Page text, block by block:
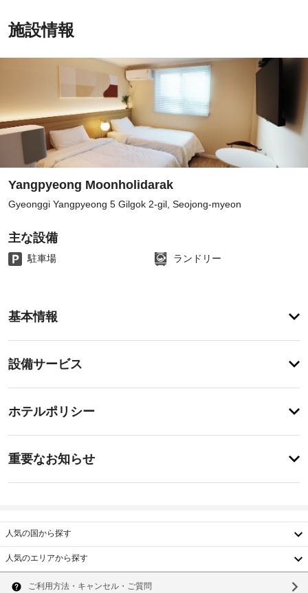
施設情報
Yangpyeong Moonholidarak
Gyeonggi Yangpyeong 5 Gilgok 2-gil, Seojong-myeon
主な設備
駐車場 ランドリー
基本情報
メ
ィ
園
ら
め
を
販
機
な
ど
設備サービス
設
ー
き
駐
車
場
ホテルポリシー
ェ
ッ
ク
イ
ン
指
定
な
し
施
重要なお知らせ
に
あ
人気の国から探す
韓
国
人気のエリアから探す